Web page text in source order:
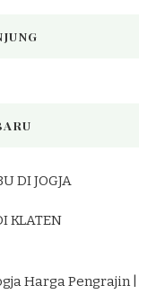
DI JOGJA
KLATEN
Harga Pengrajin |